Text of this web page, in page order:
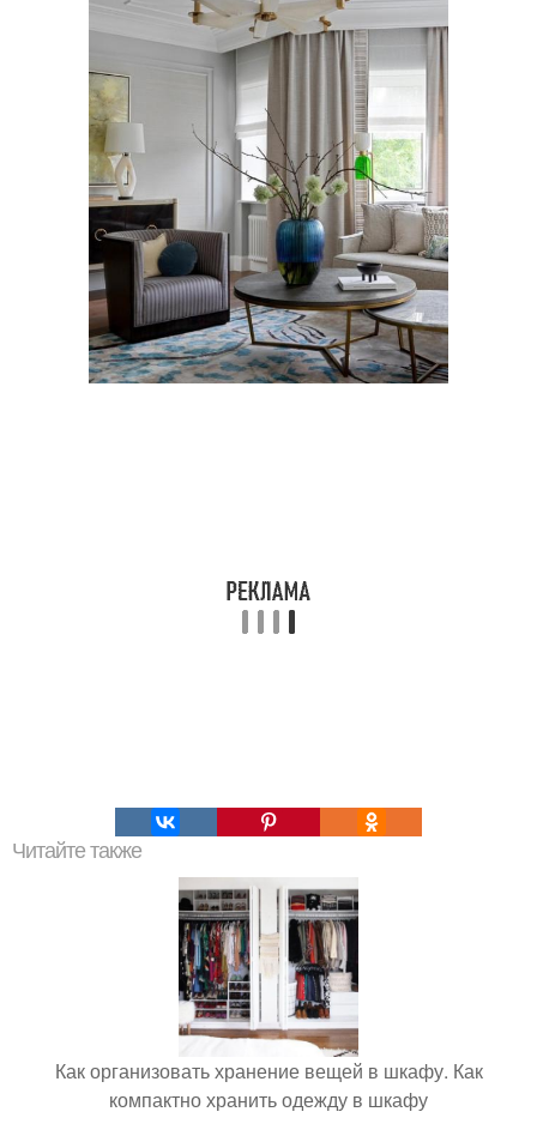
Читайте также
Как организовать хранение вещей в шкафу. Как
компактно хранить одежду в шкафу